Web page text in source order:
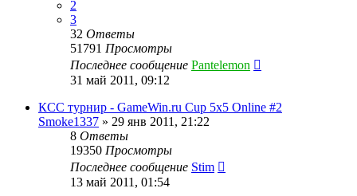
2
3
32 Ответы
51791 Просмотры
Последнее сообщение Pantelemon
31 май 2011, 09:12
КСС турнир - GameWin.ru Cup 5x5 Online #2
Smoke1337 » 29 янв 2011, 21:22
8 Ответы
19350 Просмотры
Последнее сообщение Stim
13 май 2011, 01:54